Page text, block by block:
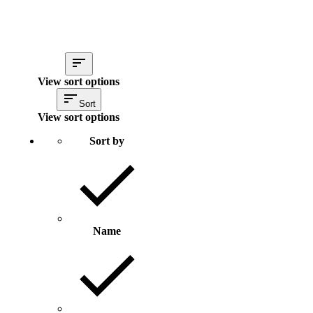
View sort options
Sort
View sort options
Sort by
Name